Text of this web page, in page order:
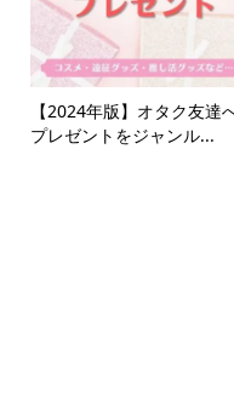
【2024年版】オタク友達
プレゼントをジャンル...